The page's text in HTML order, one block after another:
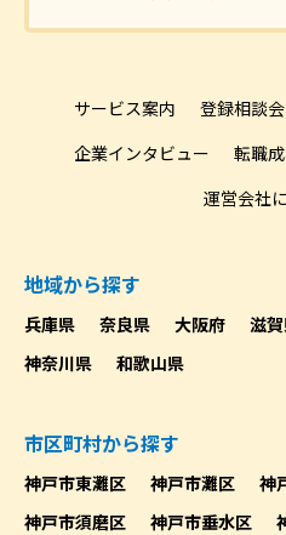
サービス案内 登録相談会
企業インタビュー
転職
運営会社
地域から探す
兵庫県 奈良県 大阪府 滋
神奈川県
和歌山県
市区町村から探す
神戸市東灘区 神戸市灘区 神
神戸市須磨区
神戸市垂水区